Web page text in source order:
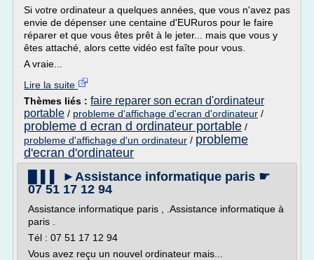
Si votre ordinateur a quelques années, que vous n'avez pas
envie de dépenser une centaine d'EURuros pour le faire
réparer et que vous êtes prêt à le jeter... mais que vous y
êtes attaché, alors cette vidéo est faîte pour vous.
A vraie...
Lire la suite
Thèmes liés : faire reparer son ecran d'ordinateur
portable / probleme d'affichage d'ecran d'ordinateur /
probleme d ecran d ordinateur portable /
probleme d'affichage d'un ordinateur / probleme
d'ecran d'ordinateur
█ ▌▌ ►Assistance informatique paris ☛
07 51 17 12 94
Assistance informatique paris , .Assistance informatique à
paris .
Tél : 07 51 17 12 94
Vous avez reçu un nouvel ordinateur mais...